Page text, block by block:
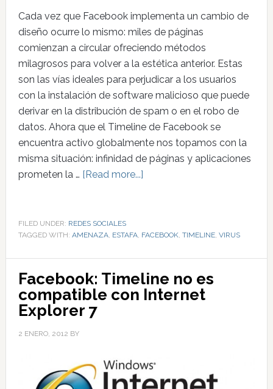
Cada vez que Facebook implementa un cambio de
diseño ocurre lo mismo: miles de páginas
comienzan a circular ofreciendo métodos
milagrosos para volver a la estética anterior. Estas
son las vías ideales para perjudicar a los usuarios
con la instalación de software malicioso que puede
derivar en la distribución de spam o en el robo de
datos. Ahora que el Timeline de Facebook se
encuentra activo globalmente nos topamos con la
misma situación: infinidad de páginas y aplicaciones
prometen la … [Read more...]
FILED UNDER: REDES SOCIALES
TAGGED WITH: AMENAZA, ESTAFA, FACEBOOK, TIMELINE, VIRUS
Facebook: Timeline no es
compatible con Internet
Explorer 7
2 ENERO, 2012 BY